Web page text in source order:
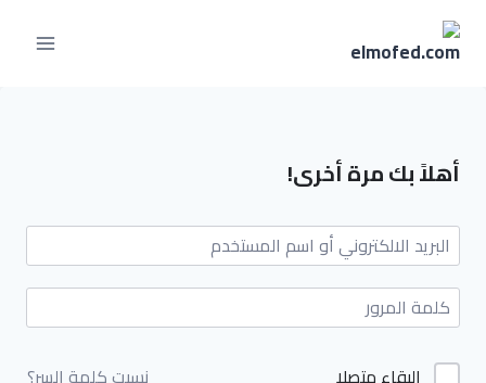
أهلاً بك مرة أخرى!
البقاء متصلا